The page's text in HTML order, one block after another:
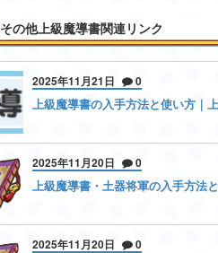
その他上級魔導書関連リンク
2025年11月21日 0
上級魔導書の入手方法と使い方｜
2025年11月20日 0
上級魔導書・土器将軍の入手方法
2025年11月20日 0